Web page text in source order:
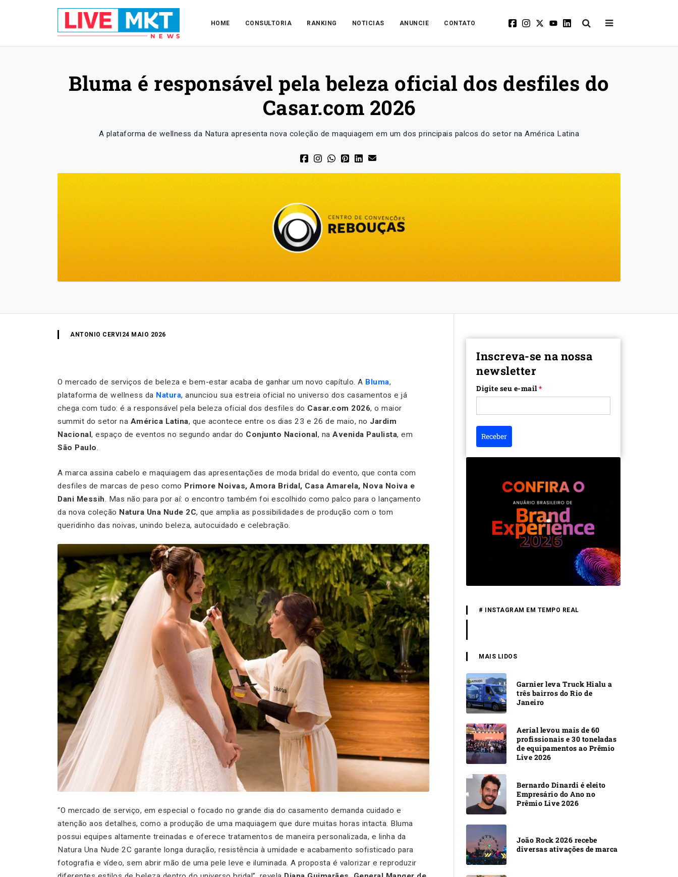
HOME CONSULTORIA RANKING NOTICIAS ANUNCIE CONTATO
Bluma é responsável pela beleza oficial dos desfiles do
Casar.com 2026
A plataforma de wellness da Natura apresenta nova coleção de maquiagem em um dos principais palcos do setor na América Latina
ANTONIO CERVI 24 MAIO 2026
O mercado de serviços de beleza e bem-estar acaba de ganhar um novo capítulo. A Bluma,
plataforma de wellness da Natura, anunciou sua estreia oficial no universo dos casamentos e já
chega com tudo: é a responsável pela beleza oficial dos desfiles do Casar.com 2026, o maior
summit do setor na América Latina, que acontece entre os dias 23 e 26 de maio, no Jardim
Nacional, espaço de eventos no segundo andar do Conjunto Nacional, na Avenida Paulista, em
São Paulo.
A marca assina cabelo e maquiagem das apresentações de moda bridal do evento, que conta com
desfiles de marcas de peso como Primore Noivas, Amora Bridal, Casa Amarela, Nova Noiva e
Dani Messih. Mas não para por aí: o encontro também foi escolhido como palco para o lançamento
da nova coleção Natura Una Nude 2C, que amplia as possibilidades de produção com o tom
queridinho das noivas, unindo beleza, autocuidado e celebração.
“O mercado de serviço, em especial o focado no grande dia do casamento demanda cuidado e
atenção aos detalhes, como a produção de uma maquiagem que dure muitas horas intacta. Bluma
possui equipes altamente treinadas e oferece tratamentos de maneira personalizada, e linha da
Natura Una Nude 2C garante longa duração, resistência à umidade e acabamento sofisticado para
fotografia e vídeo, sem abrir mão de uma pele leve e iluminada. A proposta é valorizar e reproduzir
Inscreva-se na nossa
newsletter
Digite seu e-mail*
Receber
# INSTAGRAM EM TEMPO REAL
MAIS LIDOS
Garnier leva Truck Hialu a
três bairros do Rio de
Janeiro
Aerial levou mais de 60
profissionais e 30 toneladas
de equipamentos ao Prêmio
Live 2026
Bernardo Dinardi é eleito
Empresário do Ano no
Prêmio Live 2026
João Rock 2026 recebe
diversas ativações de marca